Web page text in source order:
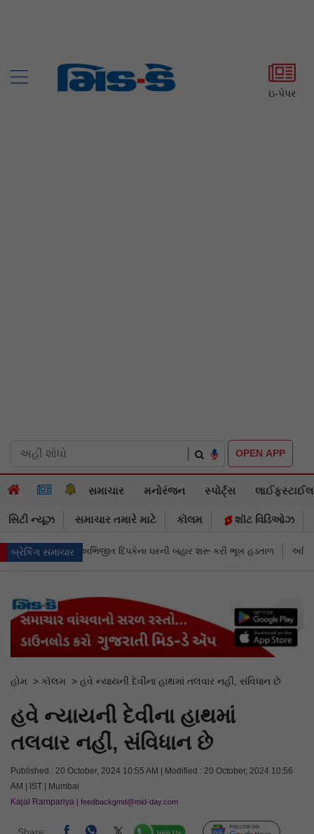
ઇ-પેપર
OPEN APP
સમાચાર મનોરંજન સ્પોર્ટ્સ લાઈફસ્ટાઈલ
સિટી ન્યૂઝ સમાચાર તમારે માટે કૉલમ શૉટ વિડિઓઝ
બ્રેકિંગ સમાચાર
બહાર શરૂ કરી ભૂખ હડતાળ અભિજીત દિપકેએ CJPની નવી નીતિ જાહેર
હોમ > કૉલમ > હવે ન્યાયની દેવીના હાથમાં તલવાર નહીં, સંવિધાન છે
હવે ન્યાયની દેવીના હાથમાં
તલવાર નહીં, સંવિધાન છે
Published : 20 October, 2024 10:55 AM | Modified : 20 October, 2024 10:56
AM | IST | Mumbai
Kajal Rampariya | feedbackgmd@mid-day.com